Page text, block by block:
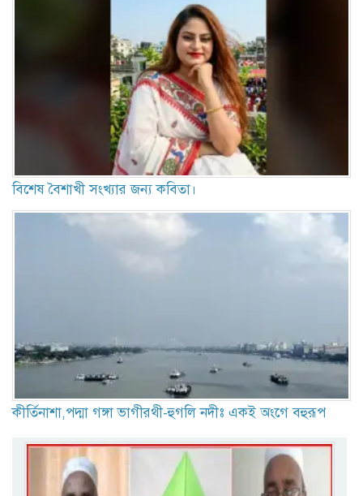
বিশেষ বৈশাখী সংখ্যার জন্য কবিতা।
কীর্তিনাশা,পদ্মা গঙ্গা ভাগীরথী-হুগলি নদীঃ একই অংগে বহুরূপ